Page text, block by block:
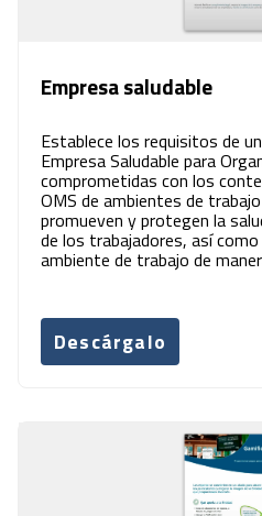
Empresa saludable
Establece los requisitos de
Empresa Saludable para
comprometidas con los
OMS de ambientes de
promueven y protegen la
de los trabajadores, así
ambiente de trabajo de
Descárgalo